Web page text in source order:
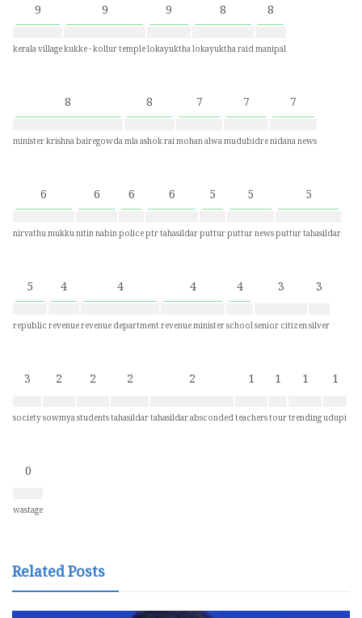
9
kerala village
9
kukke - kollur temple
9
lokayuktha
8
lokayuktha raid
8
manipal
8
minister krishna bairegowda
8
mla ashok rai
7
mohan alwa
7
mudubidre
7
nidana news
6
nirvathu mukku
6
nitin nabin
6
police
6
ptr tahasildar
5
puttur
5
puttur news
5
puttur tahasildar
5
republic
4
revenue
4
revenue department
4
revenue minister
4
school
3
senior citizen
3
silver
3
society
2
sowmya
2
students
2
tahasildar
2
tahasildar absconded
1
teachers
1
tour
1
trending
1
udupi
0
wastage
Related Posts